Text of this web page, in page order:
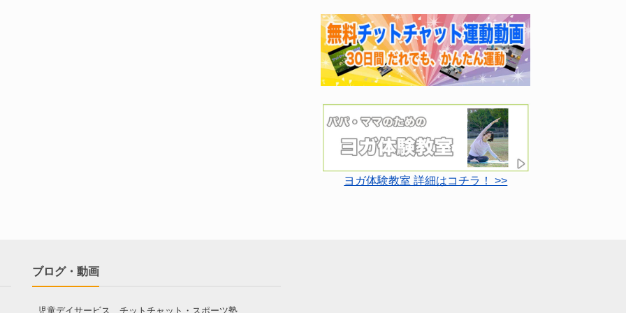
ヨガ体験教室 詳細はコチラ！ >>
ブログ・動画
児童デイサービス チットチャット・スポーツ塾